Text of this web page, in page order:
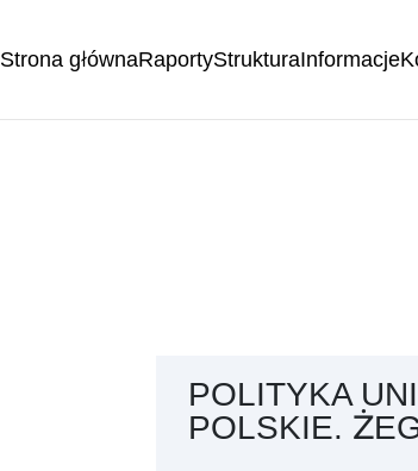
Strona głównaRaportyStrukturaInformacje
POLITYKA
POLSKIE.